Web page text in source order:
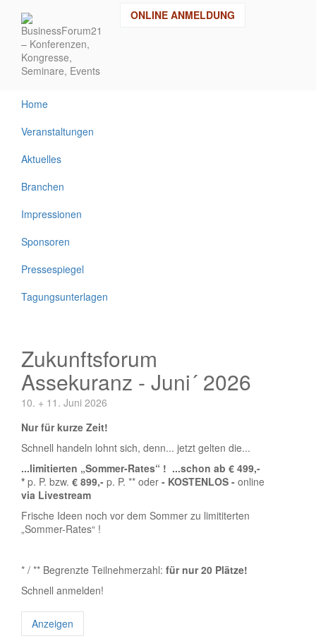
Inhalt
ONLINE ANMELDUNG
Home
Veranstaltungen
Aktuelles
Branchen
Impressionen
Sponsoren
Pressespiegel
Tagungsunterlagen
Zukunftsforum
Assekuranz - Juni´ 2026
10. + 11. Juni 2026
Nur für kurze Zeit!
Schnell handeln lohnt sich, denn... jetzt gelten die...
...limitierten „Sommer-Rates“ ! ...schon ab € 499,-
* p. P. bzw. € 899,- p. P. ** oder - KOSTENLOS - online
via Livestream
Frische Ideen noch vor dem Sommer zu limititerten
„Sommer-Rates“ !
* / ** Begrenzte Teilnehmerzahl: für nur 20 Plätze!
Schnell anmelden!
Anzeigen